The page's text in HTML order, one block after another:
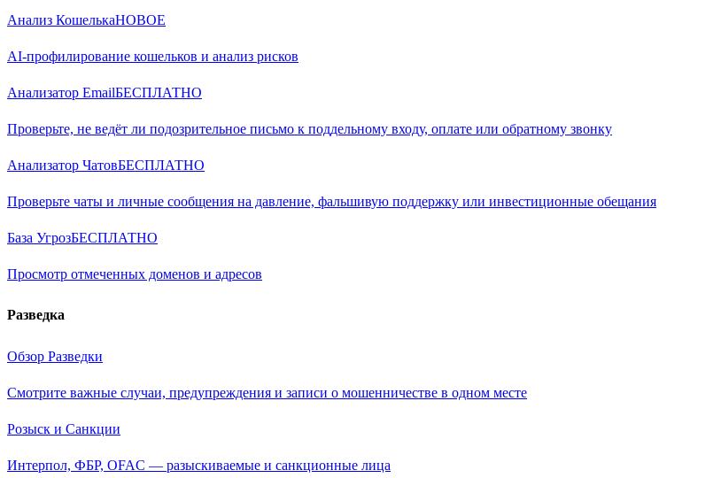
Анализ КошелькаНОВОЕ
AI-профилирование кошельков и анализ рисков
Анализатор EmailБЕСПЛАТНО
Проверьте, не ведёт ли подозрительное письмо к поддельному входу, оплате или обратному звонку
Анализатор ЧатовБЕСПЛАТНО
Проверьте чаты и личные сообщения на давление, фальшивую поддержку или инвестиционные обещания
База УгрозБЕСПЛАТНО
Просмотр отмеченных доменов и адресов
Разведка
Обзор Разведки
Смотрите важные случаи, предупреждения и записи о мошенничестве в одном месте
Розыск и Санкции
Интерпол, ФБР, OFAC — разыскиваемые и санкционные лица